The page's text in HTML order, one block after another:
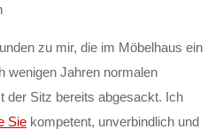
zu mir, die im Möbelhaus ein
wenigen Jahren normalen
der Sitz bereits abgesackt. Ich
Sie kompetent, unverbindlich und